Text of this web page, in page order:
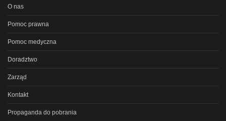
O nas
Pomoc prawna
Pomoc medyczna
Doradztwo
Zarząd
Kontakt
Propaganda do pobrania